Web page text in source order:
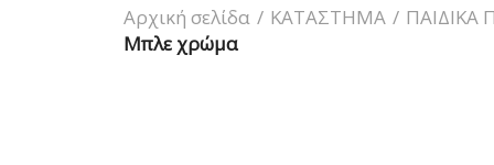
Αρχική σελίδα / ΚΑΤΑΣΤΗΜΑ / ΠΑΙΔΙΚΑ
Μπλε χρώμα